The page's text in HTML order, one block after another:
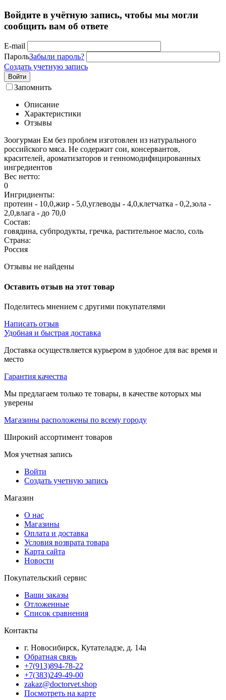
Войдите в учётную запись, чтобы мы могли
сообщить вам об ответе
E-mail
ПарольЗабыли пароль?
Создать учетную запись
Войти
Запомнить
Описание
Характеристики
Отзывы
Зоогурман Ем без проблем изготовлен из натурального
российского мяса. Не содержит сои, консервантов,
красителей, ароматизаторов и генномодифицированных
ингредиентов
Вес нетто:
0
Ингридиенты:
протеин - 10,0,жир - 5,0,углеводы - 4,0,клетчатка - 0,2,зола -
2,0,влага - до 70,0
Состав:
говядина, субпродукты, гречка, растительное масло, соль
Страна:
Россия
Отзывы не найдены
Оставить отзыв на этот товар
Поделитесь мнением с другими покупателями
Написать отзыв
Удобная и быстрая доставка
Доставка осуществляется курьером в удобное для вас время и
место
Гарантия качества
Мы предлагаем только те товары, в качестве которых мы
уверены
Магазины расположены по всему городу
Широкий ассортимент товаров
Моя учетная запись
Войти
Создать учетную запись
Магазин
О нас
Магазины
Оплата и доставка
Условия возврата товара
Карта сайта
Новости
Покупательский сервис
Ваши заказы
Отложенные
Список сравнения
Контакты
г. Новосибирск, Кутателадзе, д. 14а
Обратная связь
+7(913)894-78-22
+7(383)249-49-00
zakaz@doctorvet.shop
Посмотреть на карте